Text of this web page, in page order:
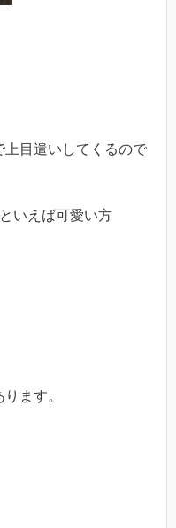
上目遣いしてくるので
いえば可愛い方
ます。